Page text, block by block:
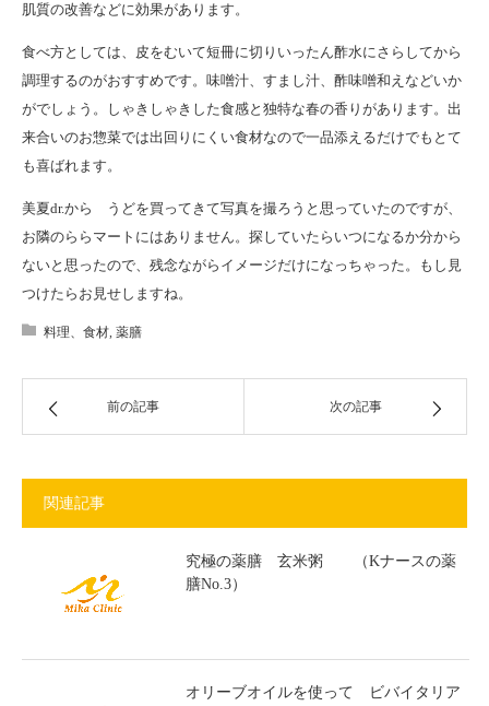
肌質の改善などに効果があります。
食べ方としては、皮をむいて短冊に切りいったん酢水にさらしてから
調理するのがおすすめです。味噌汁、すまし汁、酢味噌和えなどいか
がでしょう。しゃきしゃきした食感と独特な春の香りがあります。出
来合いのお惣菜では出回りにくい食材なので一品添えるだけでもとて
も喜ばれます。
美夏dr.から うどを買ってきて写真を撮ろうと思っていたのですが、
お隣のららマートにはありません。探していたらいつになるか分から
ないと思ったので、残念ながらイメージだけになっちゃった。もし見
つけたらお見せしますね。
料理、食材, 薬膳
前の記事 次の記事
関連記事
究極の薬膳 玄米粥 （Kナースの薬
膳No.3）
オリーブオイルを使って ビバイタリア